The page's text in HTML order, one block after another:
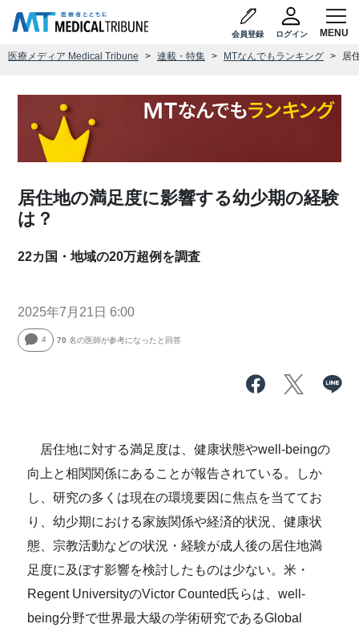
会員登録 ログイン
医療メディア Medical Tribune 連載・特集 MTなんでもランキング 居
居住地の満足度に影響する幼少期の経験
は？
22カ国・地域の20万超例を調査
2025年7月21日 6:00
4 70 名の医師が参考になったと回答
居住地に対する満足度は、健康状態やwell-beingの
向上と相関関係にあることが報告されている。しか
し、研究の多くは現在の環境要因に焦点を当ててお
り、幼少期における家族関係や経済的状況、健康状
態、宗教活動などの状況・経験が成人後の居住地満
足度に及ぼす影響を検討したものは少ない。米・
Regent UniversityのVictor Counted氏らは、well-
being分野で世界最大級の学術研究であるGlobal